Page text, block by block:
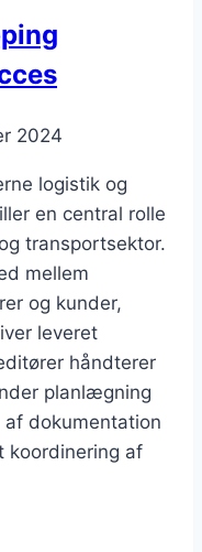
2024
logistik og
en central rolle
transportsektor.
mellem
og kunder,
leveret
håndterer
planlægning
dokumentation
koordinering af